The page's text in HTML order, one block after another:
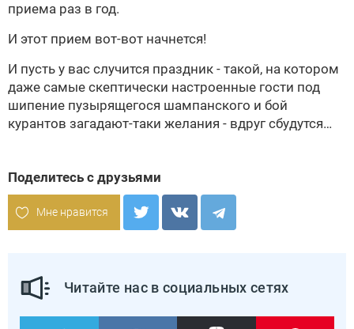
приема раз в год.
И этот прием вот-вот начнется!
И пусть у вас случится праздник - такой, на котором
даже самые скептически настроенные гости под
шипение пузырящегося шампанского и бой
курантов загадают-таки желания - вдруг сбудутся…
Поделитесь с друзьями
Мне нравится
Читайте нас в социальных сетях